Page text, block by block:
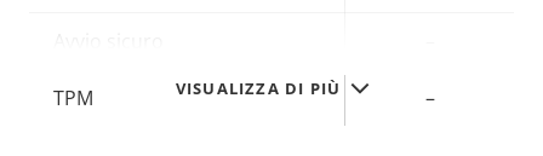
VISUALIZZA DI PIÙ
TPM –